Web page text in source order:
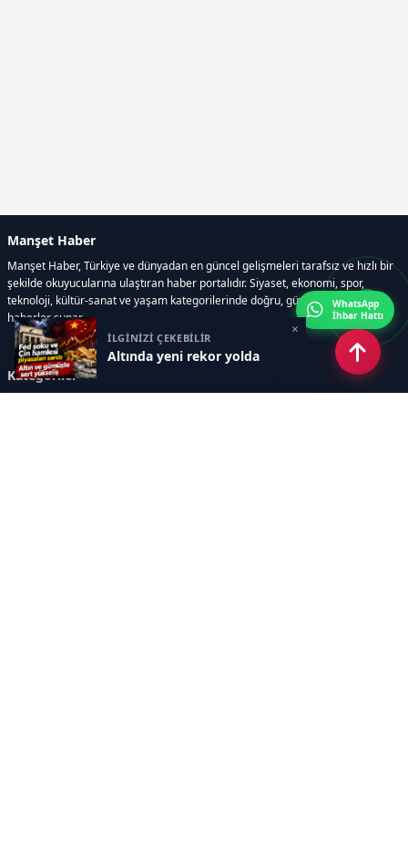
İLGİNİZİ ÇEKEBİLİR
Altında yeni rekor yolda
×
Manşet Haber
Manşet Haber, Türkiye ve dünyadan en güncel gelişmeleri tarafsız ve hızlı bir
şekilde okuyucularına ulaştıran haber portalıdır. Siyaset, ekonomi, spor,
teknoloji, kültür-sanat ve yaşam kategorilerinde doğru, güvenilir ve anlık
haberler sunar.
Kategoriler
WhatsApp
İhbar Hattı